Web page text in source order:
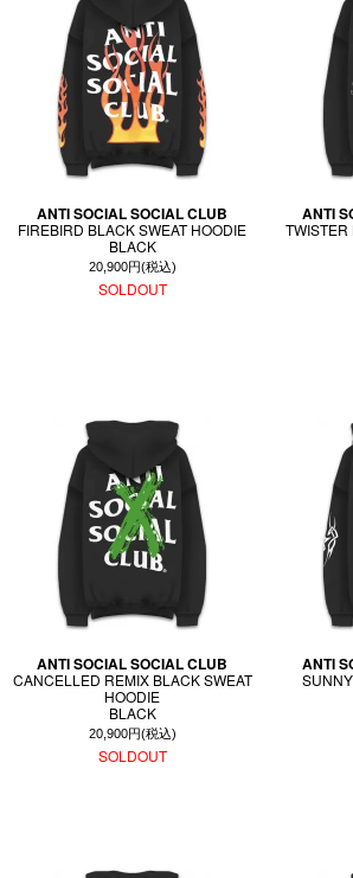
ANTI SOCIAL SOCIAL CLUB
FIREBIRD BLACK SWEAT HOODIE
BLACK
20,900円(税込)
SOLDOUT
ANTI
TWISTER
ANTI SOCIAL SOCIAL CLUB
CANCELLED REMIX BLACK SWEAT
HOODIE
BLACK
20,900円(税込)
SOLDOUT
ANTI